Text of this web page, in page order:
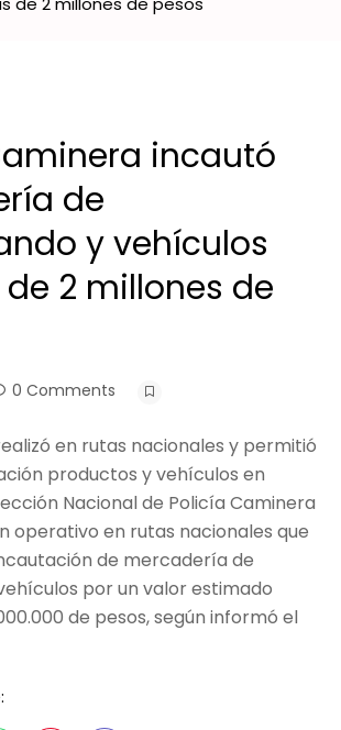
incautó
de
y vehículos
2 millones de
0 Comments
en rutas nacionales y permitió
productos y vehículos en
Nacional de Policía Caminera
operativo en rutas nacionales que
de mercadería de
por un valor estimado
de pesos, según informó el